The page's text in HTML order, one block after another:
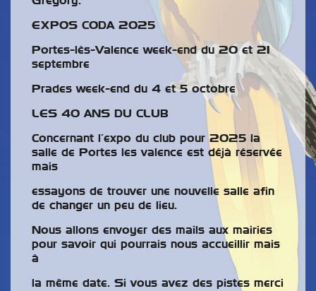
EXPOS CODA 2025
Portes-lès-Valence week-end du 20 et 21
septembre
Prades week-end du 4 et 5 octobre
LES 40 ANS DU CLUB
Concernant l’expo du club pour 2025 la
salle de Portes les valence est déjà réservée
mais
essayons de trouver une nouvelle salle afin
de changer un peu de lieu.
Nous allons envoyer des mails aux mairies
pour savoir qui pourrais nous accueillir mais
à
la même date. Si vous avez des pistes merci